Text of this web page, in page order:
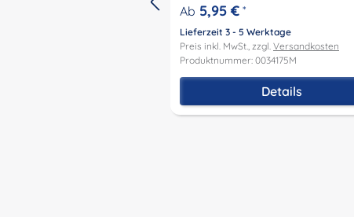
Ab 5,95 € *
Lieferzeit 3 - 5 Werktage
Preis inkl. MwSt., zzgl. Versandkosten
Produktnummer: 0034175M
Details